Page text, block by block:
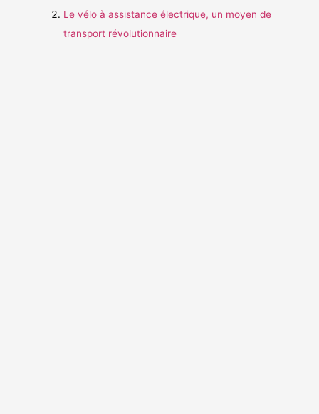
Le vélo à assistance électrique, un moyen de
transport révolutionnaire